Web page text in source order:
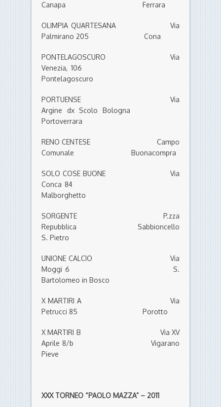
Canapa Ferrara
OLIMPIA QUARTESANA Via
Palmirano 205 Cona
PONTELAGOSCURO Via
Venezia, 106
Pontelagoscuro
PORTUENSE Via
Argine dx Scolo Bologna
Portoverrara
RENO CENTESE Campo
Comunale Buonacompra
SOLO COSE BUONE Via
Conca 84
Malborghetto
SORGENTE P.zza
Repubblica Sabbioncello
S. Pietro
UNIONE CALCIO Via
Moggi 6 S.
Bartolomeo in Bosco
X MARTIRI A Via
Petrucci 85 Porotto
X MARTIRI B Via XV
Aprile 8/b Vigarano
Pieve
XXX TORNEO “PAOLO MAZZA” – 2011